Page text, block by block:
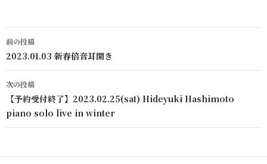
投稿ナビゲーション
前の投稿
2023.01.03 新春倍音耳開き
次の投稿
【予約受付終了】2023.02.25(sat) Hideyuki Hashimoto
piano solo live in winter